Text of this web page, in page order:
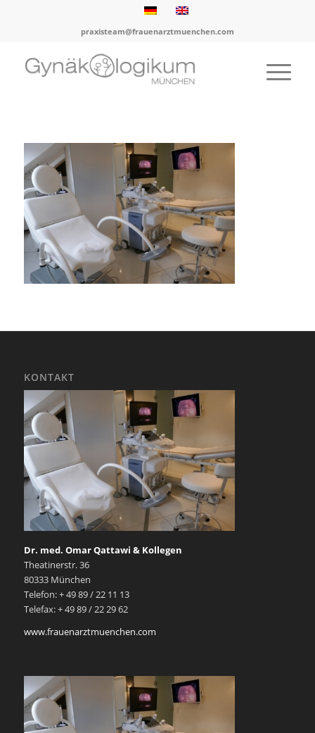
praxisteam@frauenarztmuenchen.com
KONTAKT
Dr. med. Omar Qattawi & Kollegen
Theatinerstr. 36
80333 München
Telefon: + 49 89 / 22 11 13
Telefax: + 49 89 / 22 29 62
www.frauenarztmuenchen.com